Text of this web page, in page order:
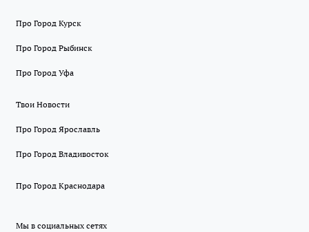
Про Город Курск
Про Город Рыбинск
Про Город Уфа
Твои Новости
Про Город Ярославль
Про Город Владивосток
Про Город Краснодара
Мы в социальных сетях